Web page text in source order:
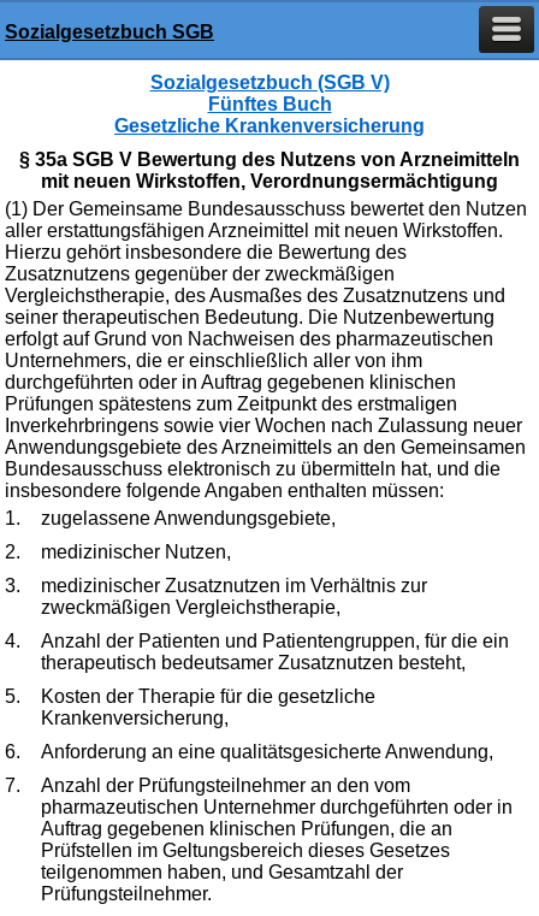
Sozialgesetzbuch SGB
Sozialgesetzbuch (SGB V)
Fünftes Buch
Gesetzliche Krankenversicherung
§ 35a SGB V Bewertung des Nutzens von Arzneimitteln
mit neuen Wirkstoffen, Verordnungsermächtigung
(1) Der Gemeinsame Bundesausschuss bewertet den Nutzen
aller erstattungsfähigen Arzneimittel mit neuen Wirkstoffen.
Hierzu gehört insbesondere die Bewertung des
Zusatznutzens gegenüber der zweckmäßigen
Vergleichstherapie, des Ausmaßes des Zusatznutzens und
seiner therapeutischen Bedeutung. Die Nutzenbewertung
erfolgt auf Grund von Nachweisen des pharmazeutischen
Unternehmers, die er einschließlich aller von ihm
durchgeführten oder in Auftrag gegebenen klinischen
Prüfungen spätestens zum Zeitpunkt des erstmaligen
Inverkehrbringens sowie vier Wochen nach Zulassung neuer
Anwendungsgebiete des Arzneimittels an den Gemeinsamen
Bundesausschuss elektronisch zu übermitteln hat, und die
insbesondere folgende Angaben enthalten müssen:
1.
zugelassene Anwendungsgebiete,
2.
medizinischer Nutzen,
3.
medizinischer Zusatznutzen im Verhältnis zur
zweckmäßigen Vergleichstherapie,
4.
Anzahl der Patienten und Patientengruppen, für die ein
therapeutisch bedeutsamer Zusatznutzen besteht,
5.
Kosten der Therapie für die gesetzliche
Krankenversicherung,
6.
Anforderung an eine qualitätsgesicherte Anwendung,
7.
Anzahl der Prüfungsteilnehmer an den vom
pharmazeutischen Unternehmer durchgeführten oder in
Auftrag gegebenen klinischen Prüfungen, die an
Prüfstellen im Geltungsbereich dieses Gesetzes
teilgenommen haben, und Gesamtzahl der
Prüfungsteilnehmer.